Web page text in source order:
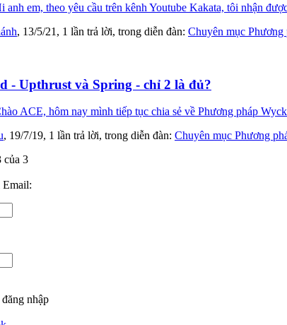
em, theo yêu cầu trên kênh Youtube Kakata, tôi nhận
, 13/5/21 , 1 lần trả lời, trong diễn đàn: Chuyên mục
- Upthrust và Spring - chỉ 2 là đủ?
ACE, hôm nay mình tiếp tục chia sẻ về Phương pháp
, 19/7/19, 1 lần trả lời, trong diễn đàn: Chuyên mục Phương
của 3
Email:
nhập